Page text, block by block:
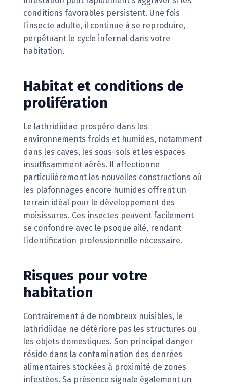
conditions favorables persistent. Une fois
l’insecte adulte, il continue à se reproduire,
perpétuant le cycle infernal dans votre
habitation.
Habitat et conditions de
prolifération
Le lathridiidae prospère dans les
environnements froids et humides, notamment
dans les caves, les sous-sols et les espaces
insuffisamment aérés. Il affectionne
particulièrement les nouvelles constructions où
les plafonnages encore humides offrent un
terrain idéal pour le développement des
moisissures. Ces insectes peuvent facilement
se confondre avec le psoque ailé, rendant
l’identification professionnelle nécessaire.
Risques pour votre
habitation
Contrairement à de nombreux nuisibles, le
lathridiidae ne détériore pas les structures ou
les objets domestiques. Son principal danger
réside dans la contamination des denrées
alimentaires stockées à proximité de zones
infestées. Sa présence signale également un